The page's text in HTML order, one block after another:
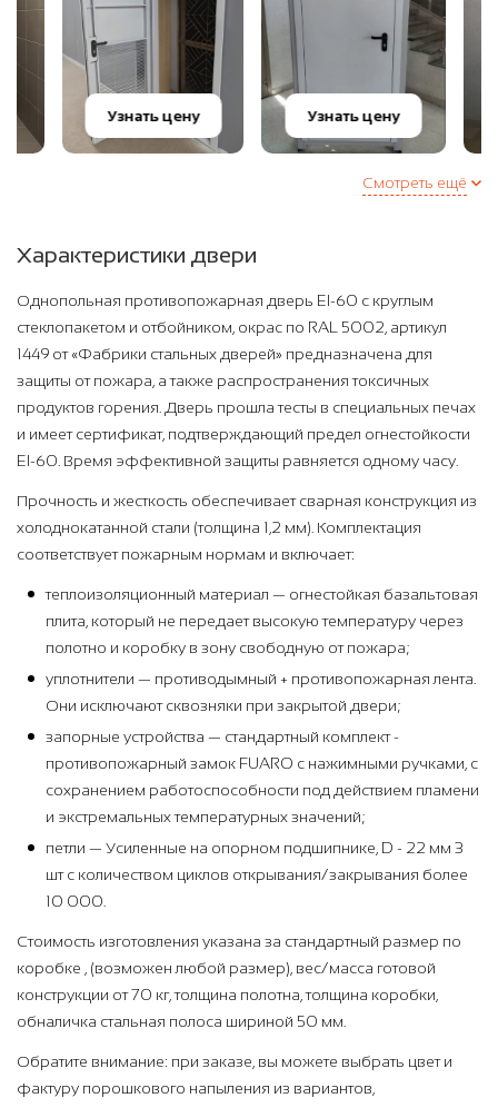
Узнать цену Узнать цену
Смотреть ещё
Характеристики двери
Однопольная противопожарная дверь EI-60 с круглым
стеклопакетом и отбойником, окрас по RAL 5002, артикул
1449 от «Фабрики стальных дверей» предназначена для
защиты от пожара, а также распространения токсичных
продуктов горения. Дверь прошла тесты в специальных печах
и имеет сертификат, подтверждающий предел огнестойкости
EI-60. Время эффективной защиты равняется одному часу.
Прочность и жесткость обеспечивает сварная конструкция из
холоднокатанной стали (толщина 1,2 мм). Комплектация
соответствует пожарным нормам и включает:
теплоизоляционный материал — огнестойкая базальтовая
плита, который не передает высокую температуру через
полотно и коробку в зону свободную от пожара;
уплотнители — противодымный + противопожарная лента.
Они исключают сквозняки при закрытой двери;
запорные устройства — стандартный комплект -
противопожарный замок FUARO с нажимными ручками, с
сохранением работоспособности под действием пламени
и экстремальных температурных значений;
петли — Усиленные на опорном подшипнике, D - 22 мм 3
шт с количеством циклов открывания/закрывания более
10 000.
Стоимость изготовления указана за стандартный размер по
коробке , (возможен любой размер), вес/масса готовой
конструкции от 70 кг, толщина полотна, толщина коробки,
обналичка стальная полоса шириной 50 мм.
Обратите внимание: при заказе, вы можете выбрать цвет и
фактуру порошкового напыления из вариантов,